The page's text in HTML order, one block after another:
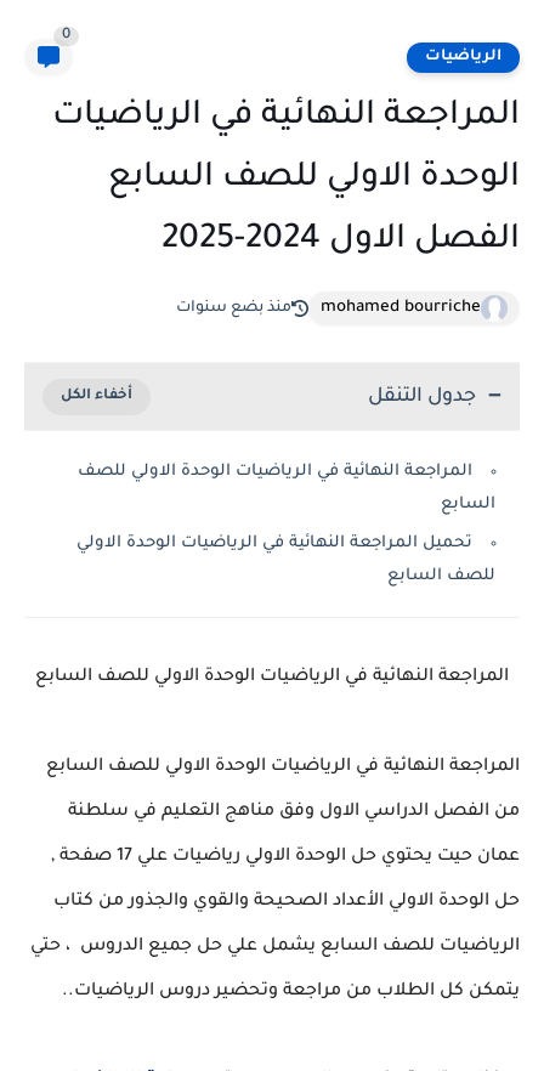
الرياضيات
0
المراجعة النهائية في الرياضيات
الوحدة الاولي للصف السابع
الفصل الاول 2024-2025
mohamed bourriche منذ بضع سنوات
جدول التنقل
المراجعة النهائية في الرياضيات الوحدة الاولي للصف
السابع
تحميل المراجعة النهائية في الرياضيات الوحدة الاولي
للصف السابع
المراجعة النهائية في الرياضيات الوحدة الاولي للصف السابع
المراجعة النهائية في الرياضيات الوحدة الاولي للصف السابع
من الفصل الدراسي الاول وفق مناهج التعليم في سلطنة
عمان حيت يحتوي حل الوحدة الاولي رياضيات علي 17 صفحة ,
حل الوحدة الاولي الأعداد الصحيحة والقوي والجذور من كتاب
الرياضيات للصف السابع يشمل علي حل جميع الدروس ، حتي
يتمكن كل الطلاب من مراجعة وتحضير دروس الرياضيات..